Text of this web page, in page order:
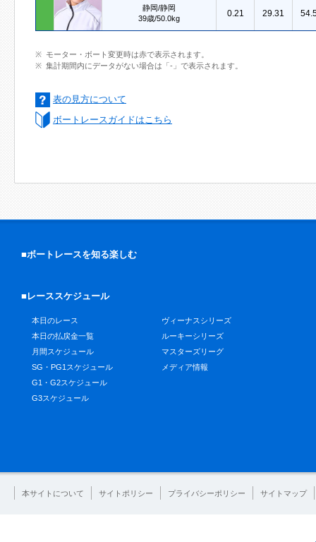
静岡/静岡
39歳/50.0kg
0.21
29.31
モーター・ボート変更時は赤で表示されます。
集計期間内にデータがない場合は「-」で表示されます。
表の見方について
ボートレースガイドはこちら
■ボートレースを知る楽しむ
■レーススケジュール
本日のレース
本日の払戻金一覧
月間スケジュール
SG・PG1スケジュール
G1・G2スケジュール
G3スケジュール
ヴィーナスシリーズ
ルーキーシリーズ
マスターズリーグ
メディア情報
本サイトについて サイトポリシー プライバシーポリシー サイトマップ